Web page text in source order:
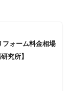
ォーム料金相場
究所】